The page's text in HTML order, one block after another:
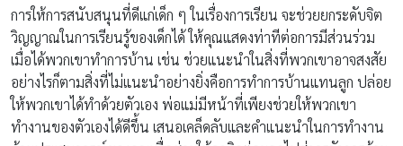
การให้การสนับสนุนที่ดีแก่เด็ก ๆ ในเรื่องการเรียน จะช่วยยกระดับจิต
วิญญาณในการเรียนรู้ของเด็กได้ ให้คุณแสดงท่าทีต่อการมีส่วนร่วม
เมื่อได้พวกเขาทำการบ้าน เช่น ช่วยแนะนำในสิ่งที่พวกเขาอาจสงสัย
อย่างไรก็ตามสิ่งที่ไม่แนะนำอย่างยิ่งคือการทำการบ้านแทนลูก ปล่อย
ให้พวกเขาได้ทำด้วยตัวเอง พ่อแม่มีหน้าที่เพียงช่วยให้พวกเขา
ทำงานของตัวเองได้ดีขึ้น เสนอเคล็ดลับและคำแนะนำในการทำงาน